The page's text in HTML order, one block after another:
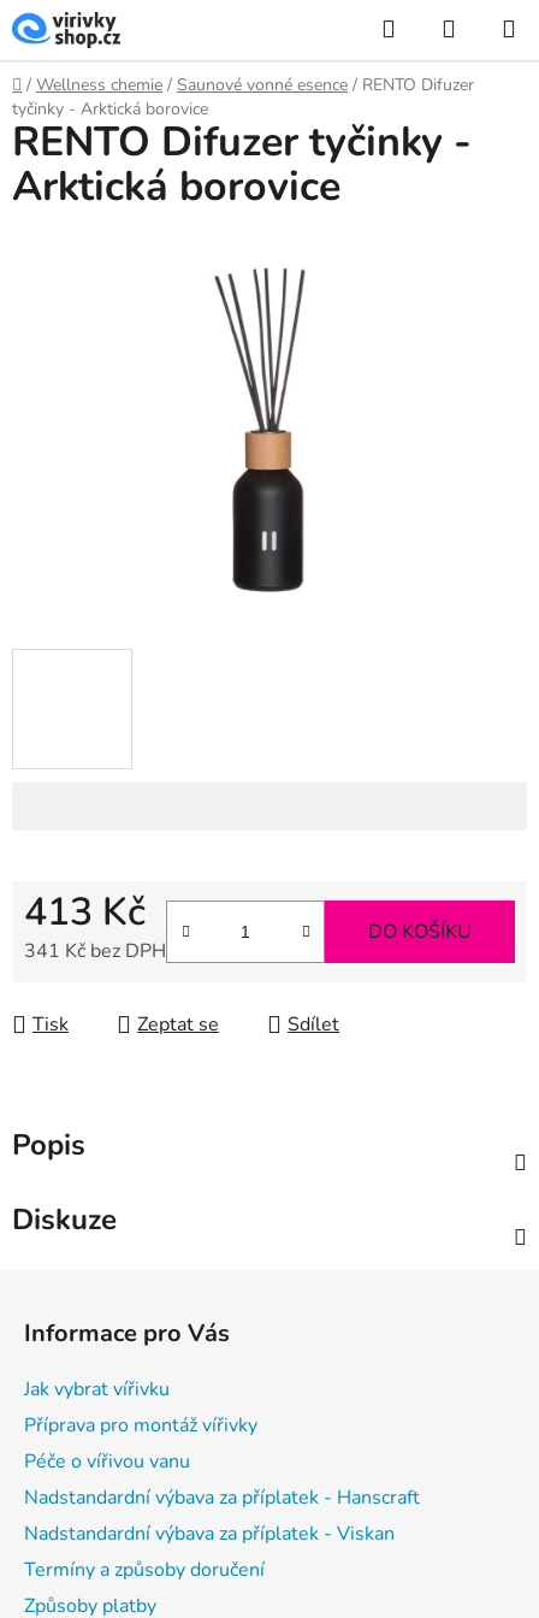
Přejít
na
obsah
Hledat
KOŠÍK
Domů
/ Wellness chemie / Saunové vonné esence / RENTO Difuzer
tyčinky - Arktická borovice
413 Kč
341 Kč bez DPH
DO KOŠÍKU
Tisk Zeptat se Sdílet
RENTO Difuzer tyčinky -
Arktická borovice
Popis
Diskuze
Informace pro Vás
Jak vybrat vířivku
Příprava pro montáž vířivky
Péče o vířivou vanu
Nadstandardní výbava za příplatek - Hanscraft
Nadstandardní výbava za příplatek - Viskan
Termíny a způsoby doručení
Způsoby platby